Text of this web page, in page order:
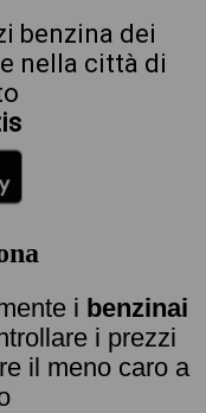
benzina dei
nella città di
i benzinai
i prezzi
il meno caro a